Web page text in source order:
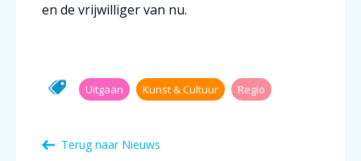
en de vrijwilliger van nu.
Uitgaan Kunst & Cultuur Regio
Terug naar Nieuws